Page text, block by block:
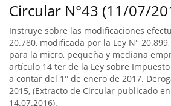
Circular N°43 (11/07/
Instruye sobre las modificaciones
20.780, modificada por la Ley N°
para la micro, pequeña y mediana
artículo 14 ter de la Ley sobre
a contar del 1° de enero de 2017.
2015, (Extracto de Circular publicado
14.07.2016).